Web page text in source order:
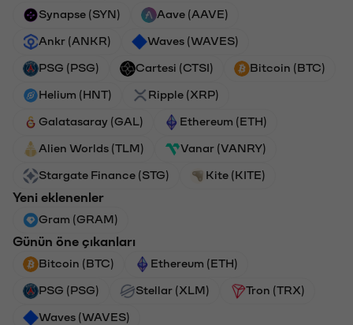
Synapse (SYN) Aave (AAVE)
Ankr (ANKR) Waves (WAVES)
PSG (PSG) Cartesi (CTSI) Bitcoin (BTC)
Helium (HNT) Ripple (XRP)
Galatasaray (GAL) Ethereum (ETH)
Alien Worlds (TLM) Vanar (VANRY)
Stargate Finance (STG) Kite (KITE)
Yeni eklenenler
Gram (GRAM)
Günün öne çıkanları
Bitcoin (BTC) Ethereum (ETH)
PSG (PSG) Stellar (XLM) Tron (TRX)
Waves (WAVES)